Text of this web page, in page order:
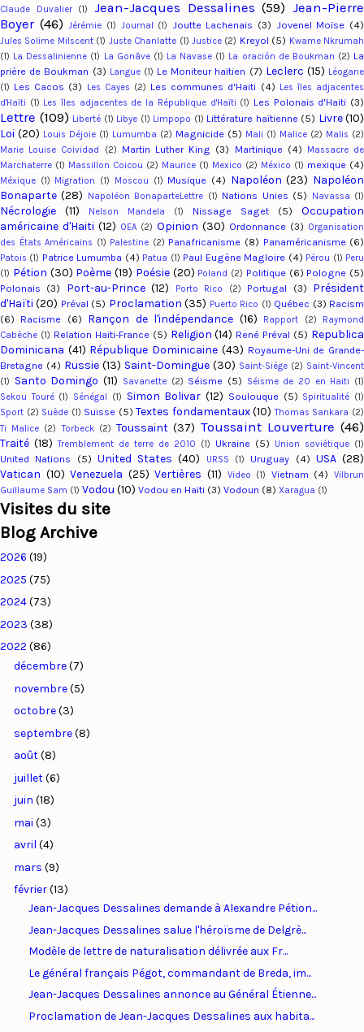
Claude Duvalier
(1) Jean-Jacques Dessalines (59) Jean-Pierre
Boyer (46) Jérémie (1) Journal (1) Joutte Lachenais (3) Jovenel Moïse (4)
Jules Solime Milscent (1) Juste Chanlatte (1) Justice (2) Kreyol (5) Kwame Nkrumah
(1) La Dessalinienne (1) La Gonâve (1) La Navase (1) La oración de Boukman (2) La
prière de Boukman (3) Langue (1) Le Moniteur haïtien (7) Leclerc (15) Léogane
(1) Les Cacos (3) Les Cayes (2) Les communes d'Haiti (4) Les îles adjacentes
d'Haïti (1) Les îles adjacentes de la République d'Haïti (1) Les Polonais d'Haiti (3)
Lettre (109) Liberté (1) Libye (1) Limpopo (1) Littérature haïtienne (5) Livre (10)
Loi (20) Louis Déjoie (1) Lumumba (2) Magnicide (5) Mali (1) Malice (2) Malis (2)
Marie Louise Coividad
(2) Martin Luther King (3) Martinique (4)
Massacre de
Marchaterre (1) Massillon Coicou (2) Maurice (1) Mexico (2) México (1) mexique (4)
Méxique (1) Migration (1) Moscou (1) Musique (4) Napoléon (23) Napoléon
Bonaparte (28) Napoléon BonaparteLettre (1) Nations Unies (5) Navassa (1)
Nécrologie (11) Nelson Mandela (1) Nissage Saget (5)
Occupation
américaine d'Haiti (12) OEA (2) Opinion (30) Ordonnance (3) Organisation
des États Américains (1) Palestine (2) Panafricanisme (8) Panaméricanisme (6)
Patois (1) Patrice Lumumba (4) Patua (1) Paul Eugène Magloire (4) Pérou (1) Peru
(1) Pétion (30) Poème (19) Poésie (20) Poland (2) Politique (6) Pologne (5)
Polonais (3) Port-au-Prince (12) Porto Rico (2) Portugal (3) Président
d'Haïti (20) Préval (5) Proclamation (35) Puerto Rico (1) Québec (3) Racism
(6) Racisme (6) Rançon de l'indépendance (16) Rapport (2)
Raymond
Cabèche (1) Relation Haïti-France (5) Religion (14) René Préval (5) Republica
Dominicana (41) République Dominicaine (43) Royaume-Uni de Grande-
Bretagne (4) Russie (13) Saint-Domingue (30) Saint-Siège (2) Saint-Vincent
(1)
Santo Domingo (11) Savanette (2) Séisme (5) Séisme de 20 en Haiti
(1)
Sekou Touré (1) Sénégal (1) Simon Bolivar (12) Soulouque (5) Spiritualité (1)
Sport (2) Suède (1) Suisse (5) Textes fondamentaux (10) Thomas Sankara (2)
Ti Malice (2) Torbeck (2) Toussaint (37) Toussaint Louverture (46)
Traité (18) Tremblement de terre de 2010 (1) Ukraine (5) Union soviétique (1)
United Nations (5) United States (40) URSS (1) Uruguay (4) USA (28)
Vatican (10) Venezuela (25) Vertières (11) Video (1) Vietnam (4)
Vilbrun
Guillaume Sam (1) Vodou (10) Vodou en Haïti (3) Vodoun (8) Xaragua (1)
Visites du site
Blog Archive
2026 (19)
2025 (75)
2024(73)
2023 (38)
2022 (86)
décembre(7)
novembre(5)
octobre(3)
septembre(8)
août(8)
juillet(6)
juin (18)
mai (3)
avril (4)
mars (9)
février(13)
Jean-Jacques Dessalines demande à Alexandre Pétion...
Jean-Jacques Dessalines salue l'héroïsme de Delgrè...
Modèle de lettre de naturalisation délivrée aux Fr...
Le général français Pégot, commandant de Breda, im...
Jean-Jacques Dessalines annonce au Général Étienne...
Proclamation de Jean-Jacques Dessalines aux habita...